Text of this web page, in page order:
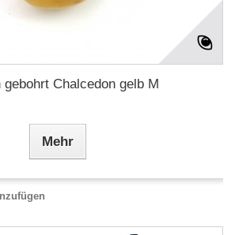
gebohrt Chalcedon gelb M
Mehr